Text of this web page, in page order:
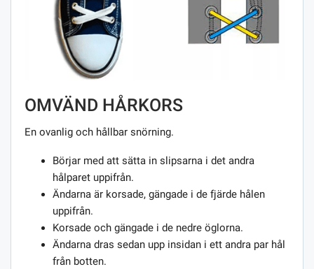
OMVÄND HÅRKORS
En ovanlig och hållbar snörning.
Börjar med att sätta in slipsarna i det andra
hålparet uppifrån.
Ändarna är korsade, gängade i de fjärde hålen
uppifrån.
Korsade och gängade i de nedre öglorna.
Ändarna dras sedan upp insidan i ett andra par hål
från botten.